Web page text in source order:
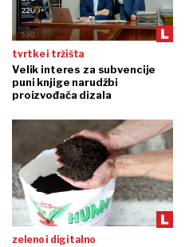
tvrtke i tržišta
Velik interes za subvencije
puni knjige narudžbi
proizvođača dizala
zeleno i digitalno